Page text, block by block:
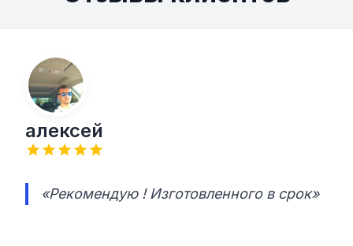
алексей
«Рекомендую ! Изготовленного в срок»